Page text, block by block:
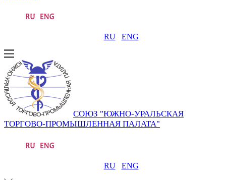
RU ENG
СОЮЗ "ЮЖНО-УРАЛЬСКАЯ
ТОРГОВО-ПРОМЫШЛЕННАЯ ПАЛАТА"
RU ENG